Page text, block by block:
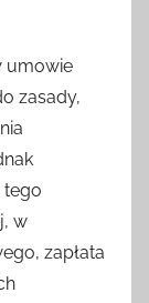
umowie
zasady,
tego
w
zapłata